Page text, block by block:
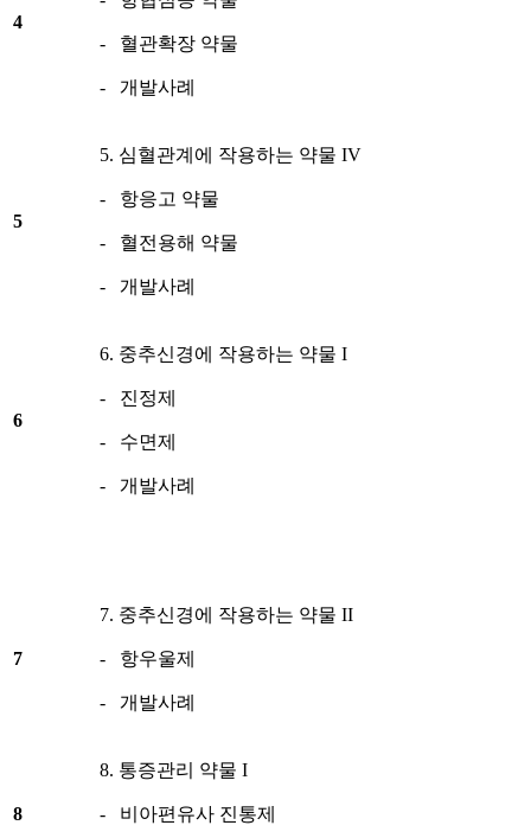
4
- 혈관확장 약물
- 개발사례
5
5. 심혈관계에 작용하는 약물 IV
- 항응고 약물
- 혈전용해 약물
- 개발사례
6
6. 중추신경에 작용하는 약물 I
- 진정제
- 수면제
- 개발사례
7
7. 중추신경에 작용하는 약물 II
- 항우울제
- 개발사례
8
8. 통증관리 약물 I
- 비아편유사 진통제